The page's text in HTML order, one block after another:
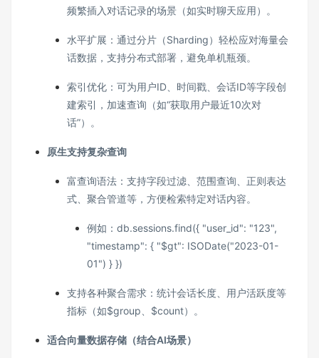
频繁插入对话记录的场景（如实时聊天应用）。
水平扩展：通过分片（Sharding）轻松应对海量会
话数据，支持分布式部署，避免单机瓶颈。
索引优化：可为用户ID、时间戳、会话ID等字段创
建索引，加速查询（如“获取用户最近10次对
话”）。
原生支持复杂查询
富查询语法：支持字段过滤、范围查询、正则表达
式、聚合管道等，方便检索特定对话内容。
例如：db.sessions.find({ "user_id": "123",
"timestamp": { "$gt": ISODate("2023-01-
01") } })
支持各种聚合需求：统计会话长度、用户活跃度等
指标（如$group、$count）。
适合向量数据存储（结合AI场景）